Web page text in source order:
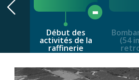
Début des
activités de la
raffinerie
(54